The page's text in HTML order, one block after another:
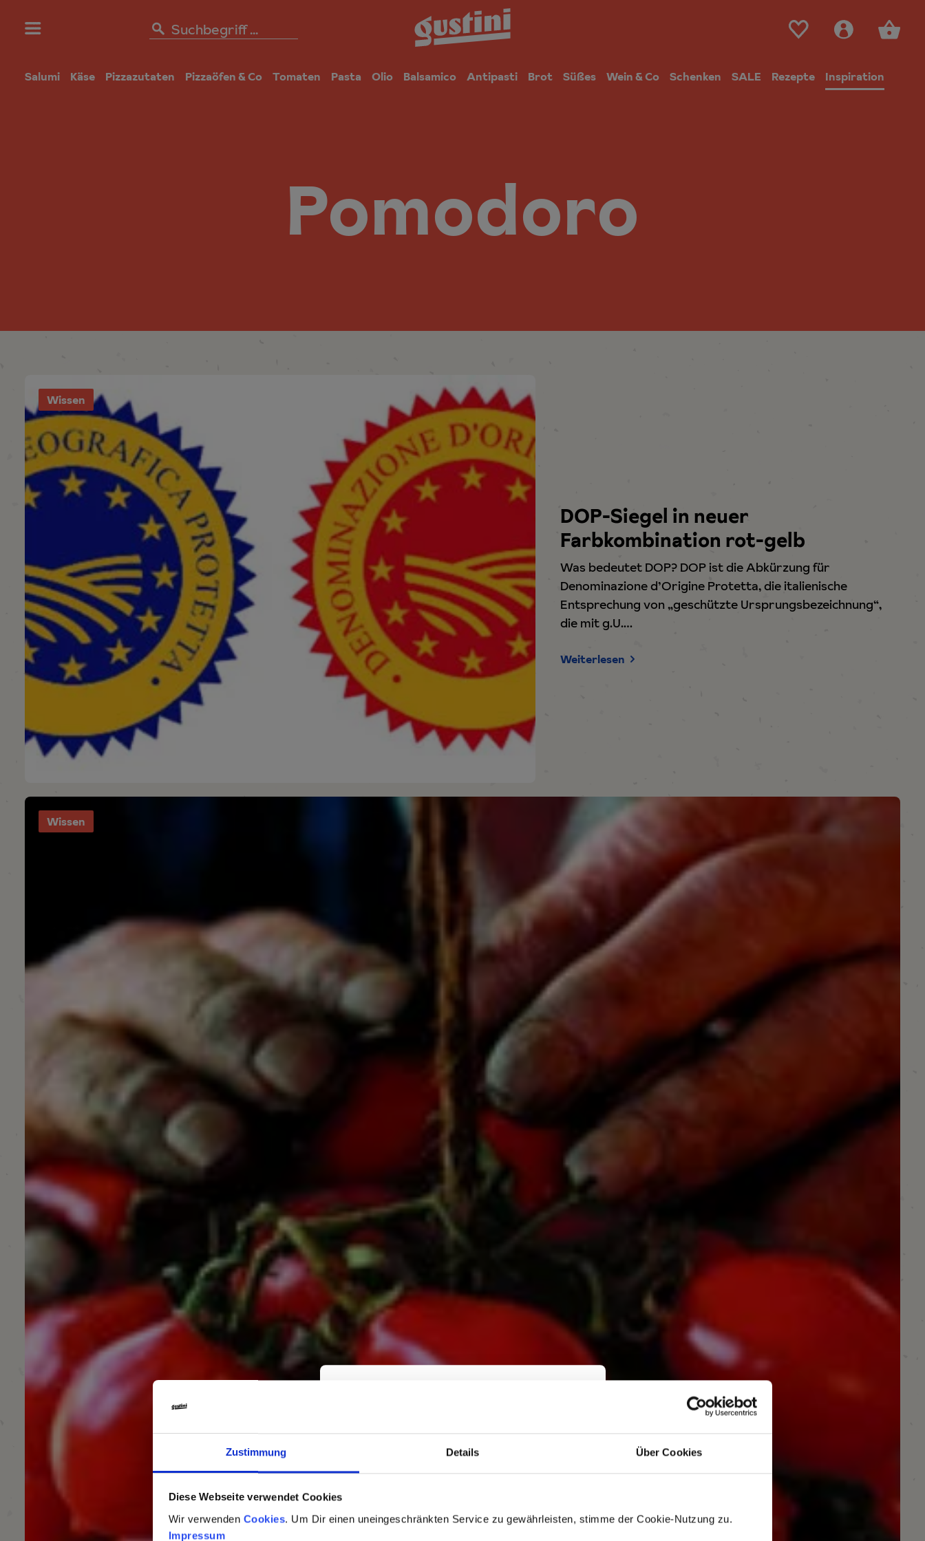
Zustimmung Details Über Cookies
Diese Webseite verwendet Cookies
Wir verwenden Cookies. Um Dir einen uneingeschränkten Service zu gewährleisten, stimme der Cookie-Nutzung zu.
Impressum
Salumi Käse Pizzazutaten Pizzaöfen & Co Tomaten Pasta Olio Balsamico Antipasti Brot Süßes Wein & Co Schenken SALE Rezepte Inspiration
Pomodoro
Wissen
DOP-Siegel in neuer
Farbkombination rot-gelb
Was bedeutet DOP? DOP ist die Abkürzung für
Denominazione d’Origine Protetta, die italienische
Entsprechung von „geschützte Ursprungsbezeichnung“,
die mit g.U.…
Weiterlesen
Wissen
Pasta la vista,
Baby!